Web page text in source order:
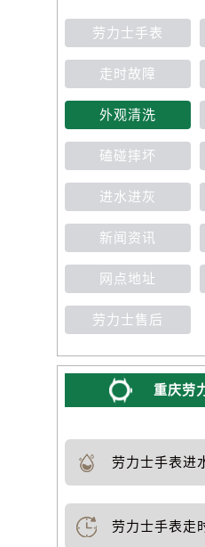
劳力士手表
走时故障
外观清洗
磕碰摔坏
进水进灰
新闻资讯
网点地址
劳力士售后
重庆劳
劳力士手表进
劳力士手表走